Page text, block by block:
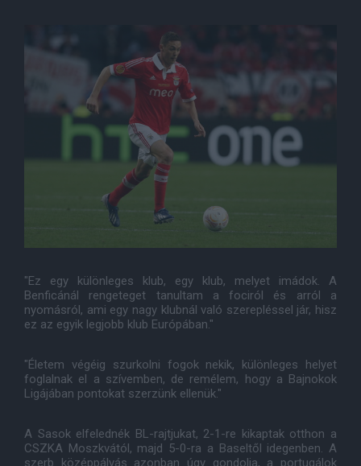
"Ez egy különleges klub, egy klub, melyet imádok. A
Benficánál rengeteget tanultam a fociról és arról a
nyomásról, ami egy nagy klubnál való szerepléssel jár, hisz
ez az egyik legjobb klub Európában."
"Életem végéig szurkolni fogok nekik, különleges helyet
foglalnak el a szívemben, de remélem, hogy a Bajnokok
Ligájában pontokat szerzünk ellenük."
A Sasok elfelednék BL-rajtjukat, 2-1-re kikaptak otthon a
CSZKA Moszkvától, majd 5-0-ra a Baseltől idegenben. A
szerb középpályás azonban úgy gondolja, a portugálok